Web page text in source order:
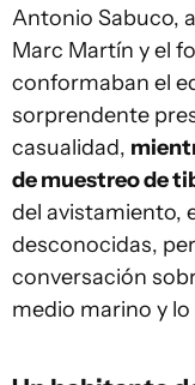
Antonio Sabuco,
Marc Martín y el
conformaban el
sorprendente
casualidad,
de muestreo de
del avistamiento,
desconocidas,
conversación
medio marino y